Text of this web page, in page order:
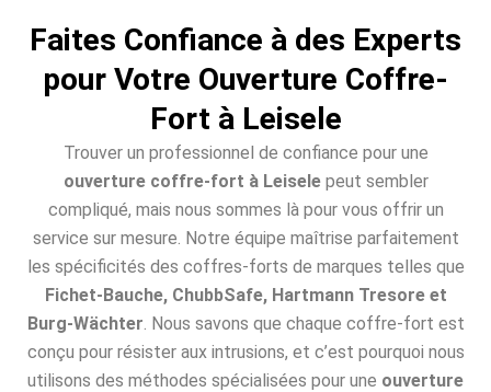
Faites Confiance à des Experts
pour Votre Ouverture Coffre-
Fort à Leisele
Trouver un professionnel de confiance pour une
ouverture coffre-fort à Leiselepeut sembler
compliqué, mais nous sommes là pour vous offrir un
service sur mesure. Notre équipe maîtrise parfaitement
les spécificités des coffres-forts de marques telles que
Fichet-Bauche, ChubbSafe, Hartmann Tresore et
Burg-Wächter . Nous savons que chaque coffre-fort est
conçu pour résister aux intrusions, et c’est pourquoi nous
utilisons des méthodes spécialisées pour une ouverture